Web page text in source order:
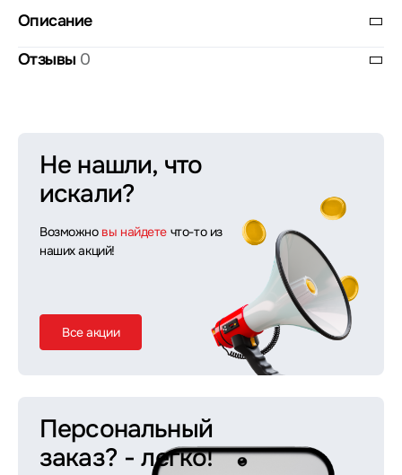
Описание
Отзывы 0
Не нашли, что
искали?
Возможно вы найдете что-то из
наших акций!
Все акции
Персональный
заказ? - легко!